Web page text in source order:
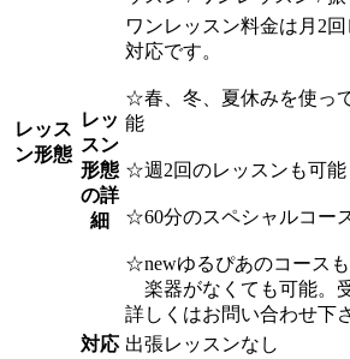
レッス
ン形態
レッ
スン
形態
の詳
細
ワンレッスン料金は月2
対応です。
☆春、冬、夏休みを使っ
能
☆週2回のレッスンも可能
☆60分のスペシャルコー
☆newゆるぴあのコースも
楽器がなくても可能。
詳しくはお問い合わせ下
対応 出張レッスンなし